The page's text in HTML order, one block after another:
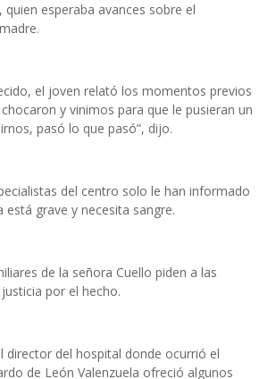
esperaba avances sobre el
el joven relató los momentos previos
chocaron y vinimos para que le pusieran un
pasó lo que pasó”, dijo.
del centro solo le han informado
está grave y necesita sangre.
de la señora Cuello piden a las
por el hecho.
director del hospital donde ocurrió el
de León Valenzuela ofreció algunos